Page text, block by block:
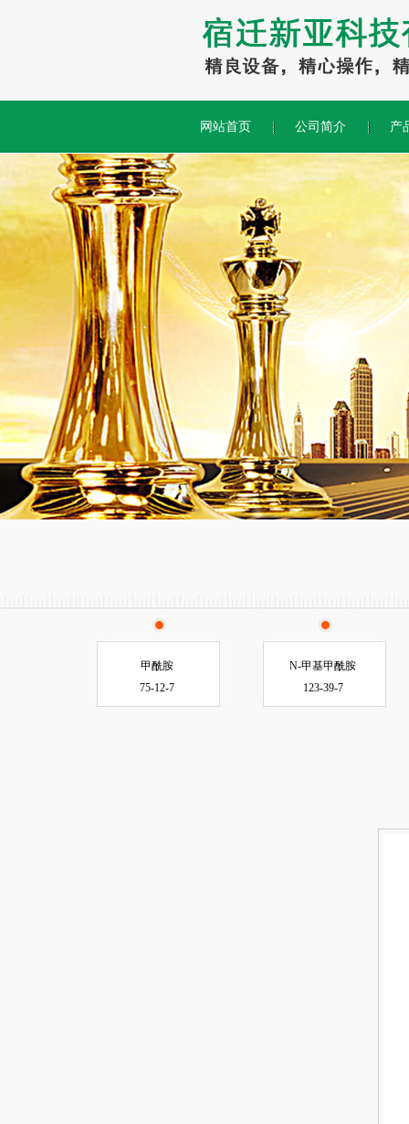
网站首页 公司简介 产
甲酰胺
75-12-7
N-甲基甲酰胺
123-39-7